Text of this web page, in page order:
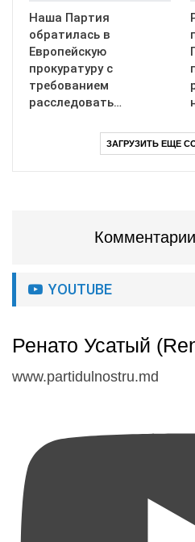
Наша Партия
обратилась в
Европейскую
прокуратуру с
требованием
расследовать…
ЗАГРУЗИТЬ ЕЩЕ
YOUTUBE
Ренато Усатый
www.partidulnostru.md